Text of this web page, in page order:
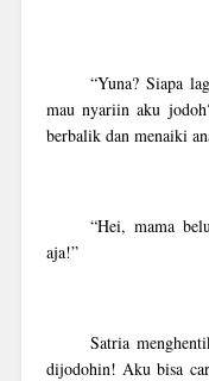
“Yuna? Siapa
mau nyariin aku
berbalik dan menaiki
“Hei, mama
aja!”
Satria
dijodohin! Aku bisa